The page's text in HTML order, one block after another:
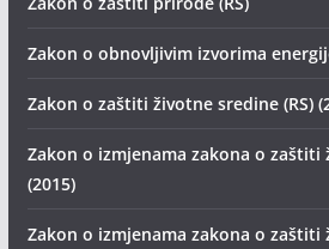
Zakon o obnovljivim izvorima
Zakon o zaštiti životne sredine (RS)
Zakon o izmjenama zakona o zaštiti
(2015)
Zakon o izmjenama zakona o zaštiti